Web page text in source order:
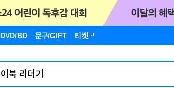
DVD/BD 문구/GIFT 티켓